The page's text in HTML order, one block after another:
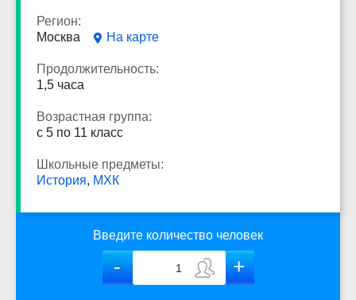
Регион:
Москва
На карте
Продолжительность:
1,5 часа
Возрастная группа:
с 5 по 11 класс
Школьные предметы:
История, МХК
Введите количество человек